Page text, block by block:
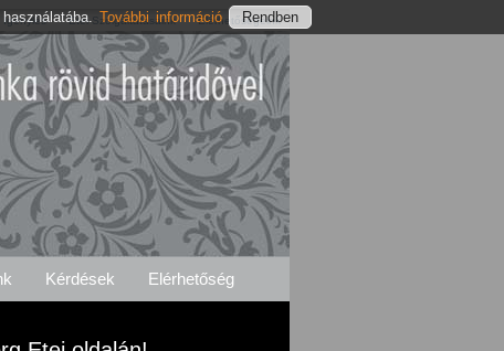
Igénylés Etei Szolgáltatásaink Elérhetőségeink
Kérdések Elérhetőség
További információ